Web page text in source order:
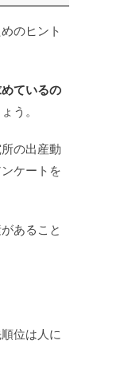
のヒント
ているの
う。
の出産動
ケートを
あること
位は人に